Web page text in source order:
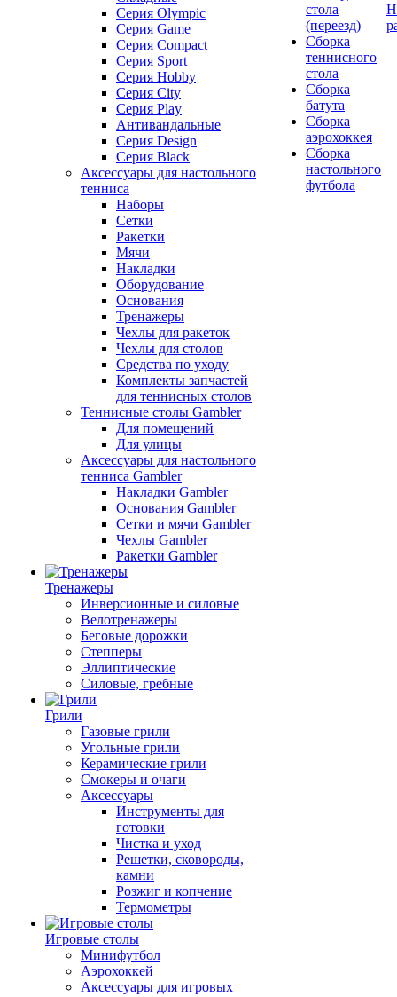
Серия Olympic
Серия Game
Серия Compact
Серия Sport
Серия Hobby
Серия City
Серия Play
Антивандальные
Серия Design
Серия Black
Аксессуары для настольного
тенниса
Наборы
Сетки
Ракетки
Мячи
Накладки
Оборудование
Основания
Тренажеры
Чехлы для ракеток
Чехлы для столов
Средства по уходу
Комплекты запчастей
для теннисных столов
Теннисные столы Gambler
Для помещений
Для улицы
Аксессуары для настольного
тенниса Gambler
Накладки Gambler
Основания Gambler
Сетки и мячи Gambler
Чехлы Gambler
Ракетки Gambler
Тренажеры
Инверсионные и силовые
Велотренажеры
Беговые дорожки
Степперы
Эллиптические
Силовые, гребные
Грили
Газовые грили
Угольные грили
Керамические грили
Смокеры и очаги
Аксессуары
Инструменты для
готовки
Чистка и уход
Решетки, сковороды,
камни
Розжиг и копчение
Термометры
Игровые столы
Минифутбол
Аэрохоккей
Аксессуары для игровых
стола
(переезд)
Сборка
теннисного
стола
Сборка
батута
Сборка
аэрохоккея
Сборка
настольного
футбола